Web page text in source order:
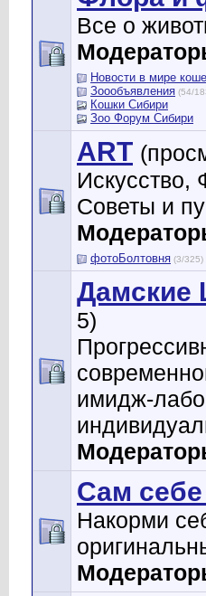
Все о
Новости в мире
Зоообъявления (54/
Кошки Сибири
Зоо Форум Сибири
ART
Искусство,
Советы и
фотоБолтовня (3/325)
Дамские
5)
имидж-
Сам
Накорми